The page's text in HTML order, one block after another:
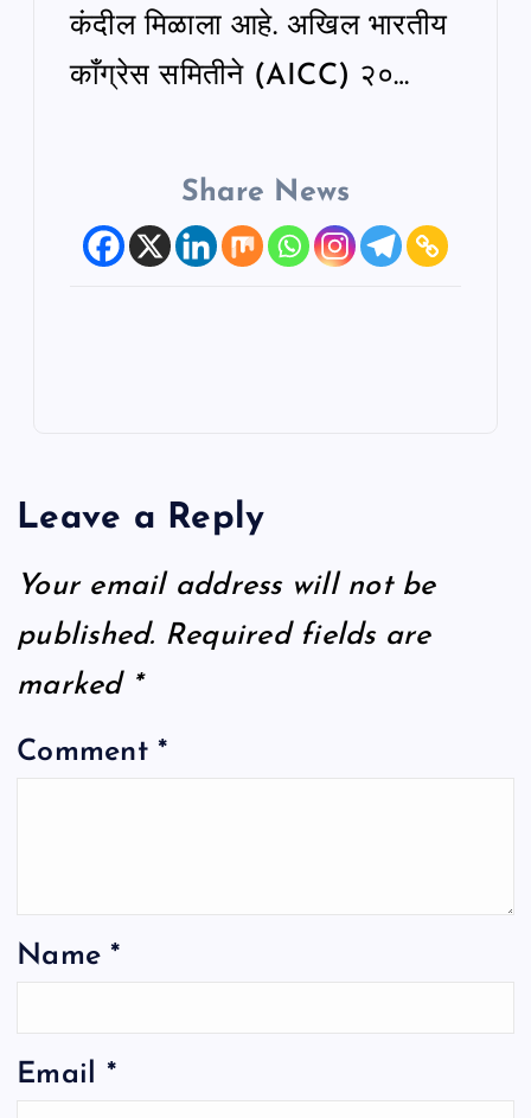
कंदील मिळाला आहे. अखिल भारतीय
काँग्रेस समितीने (AICC) २०…
Share News
Leave a Reply
Your email address will not be
published. Required fields are
marked *
Comment*
Name*
Email *